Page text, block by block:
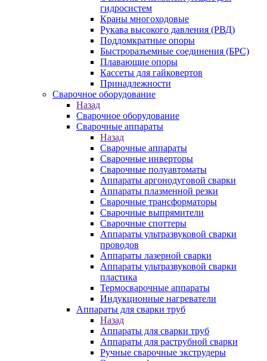
гидросистем
Краны многоходовые
Рукава высокого давления (РВД)
Поддомкратные опоры
Быстроразъемные соединения (БРС)
Плавающие опоры
Кассеты для гайковертов
Принадлежности
Сварочное оборудование
Назад
Сварочное оборудование
Сварочные аппараты
Назад
Сварочные аппараты
Сварочные инверторы
Сварочные полуавтоматы
Аппараты аргонодуговой сварки
Аппараты плазменной резки
Сварочные трансформаторы
Сварочные выпрямители
Сварочные споттеры
Аппараты ультразвуковой сварки
проводов
Аппараты лазерной сварки
Аппараты ультразвуковой сварки
пластика
Термосварочные аппараты
Индукционные нагреватели
Аппараты для сварки труб
Назад
Аппараты для сварки труб
Аппараты для раструбной сварки
Ручные сварочные экструдеры